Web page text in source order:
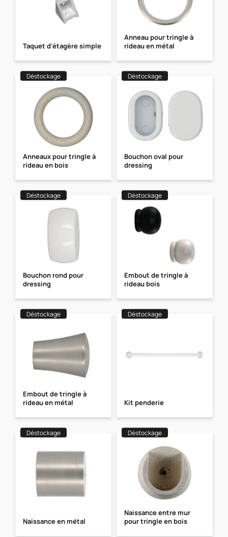
Taquet d'étagère simple
Anneau pour tringle à
rideau en métal
Déstockage
Anneaux pour tringle à
rideau en bois
Déstockage
Bouchon oval pour
dressing
Déstockage
Bouchon rond pour
dressing
Déstockage
Embout de tringle à
rideau bois
Déstockage
Embout de tringle à
rideau en métal
Déstockage
Kit penderie
Déstockage
Naissance en métal
Déstockage
Naissance entre mur
pour tringle en bois